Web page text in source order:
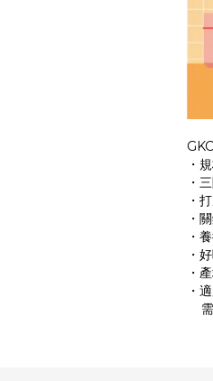
・
・
・
・
・
・
・
・
需